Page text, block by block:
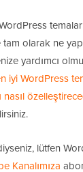
olarak ne
yardımcı
iyi WordPress
nasıl
lütfen
Kanalımıza